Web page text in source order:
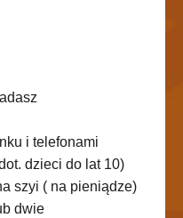
i telefonami
dzieci do lat 10)
szyi ( na pieniądze)
dwie